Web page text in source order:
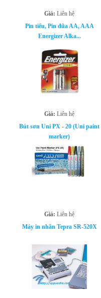
Giá: Liên hệ
Pin tiểu, Pin đũa AA, AAA
Energizer Alka...
Giá: Liên hệ
Bút sơn Uni PX - 20 (Uni paint
marker)
Giá: Liên hệ
Máy in nhãn Tepra SR-520X